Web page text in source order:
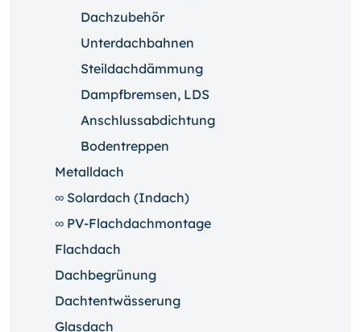
Dachzubehör
Unterdachbahnen
Steildachdämmung
Dampfbremsen, LDS
Anschlussabdichtung
Bodentreppen
Metalldach
∞ Solardach (Indach)
∞ PV-Flachdachmontage
Flachdach
Dachbegrünung
Dachtentwässerung
Glasdach